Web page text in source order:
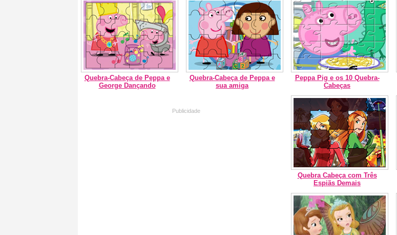
Quebra-Cabeça de Peppa e
George Dançando
Quebra-Cabeça de Peppa e
sua amiga
Peppa Pig e os 10 Quebra-
Cabeças
Quebra Cabeça com Três
Espiãs Demais